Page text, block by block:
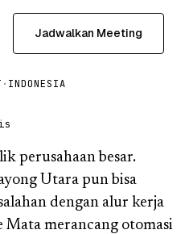
Jadwalkan Meeting
· INDONESIA
perusahaan besar.
Utara pun bisa
dengan alur kerja
Mata merancang otomasi